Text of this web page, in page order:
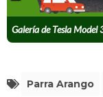
Galería de Tesla Model
Parra Arango